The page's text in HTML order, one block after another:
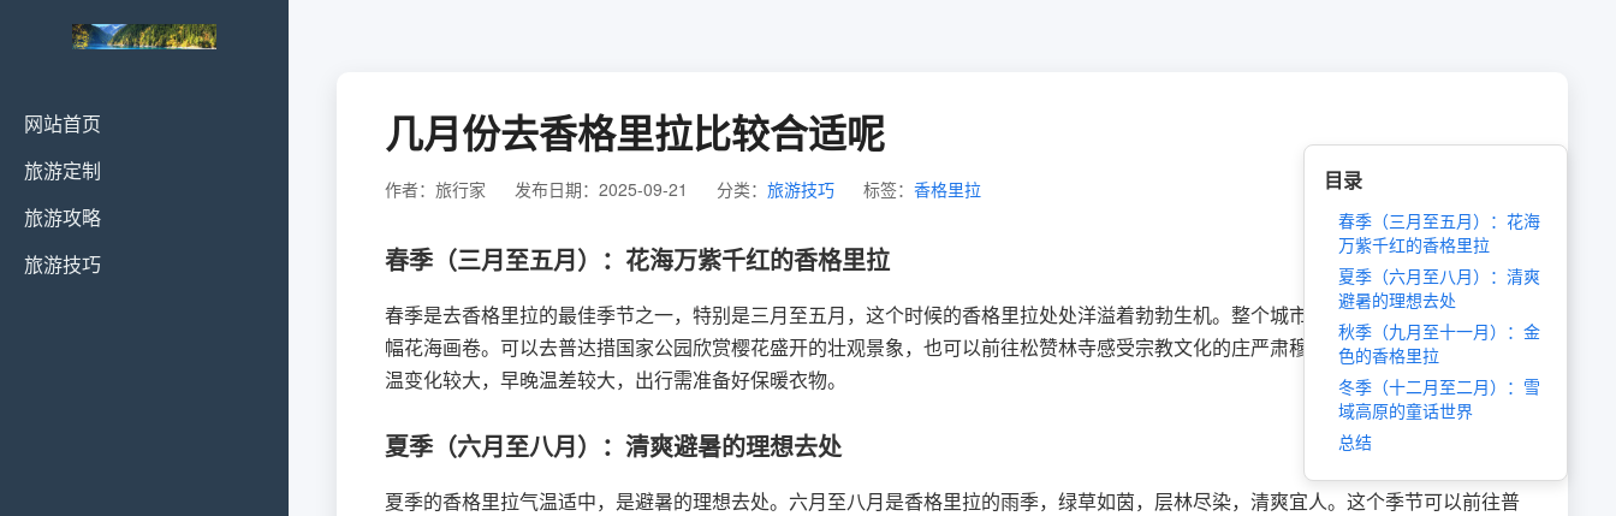
网站首页
旅游定制
旅游攻略
旅游技巧
几月份去香格里拉比较合适呢
作者：旅行家 发布日期：2025-09-21 分类： 旅游技巧 标签： 香格里拉
春季（三月至五月）：花海万紫千红的香格里拉
春季是去香格里拉的最佳季节之一，特别是三月至五月，这个时候的香格里拉处处洋溢着勃勃生机。整个城市被各色鲜花点缀，犹如一
幅花海画卷。可以去普达措国家公园欣赏樱花盛开的壮观景象，也可以前往松赞林寺感受宗教文化的庄严肃穆。需要注意的是，春季气
温变化较大，早晚温差较大，出行需准备好保暖衣物。
夏季（六月至八月）：清爽避暑的理想去处
夏季的香格里拉气温适中，是避暑的理想去处。六月至八月是香格里拉的雨季，绿草如茵，层林尽染，清爽宜人。这个季节可以前往普
目录
春季（三月至五月）：花海
万紫千红的香格里拉
夏季（六月至八月）：清爽
避暑的理想去处
秋季（九月至十一月）：金
色的香格里拉
冬季（十二月至二月）：雪
域高原的童话世界
总结